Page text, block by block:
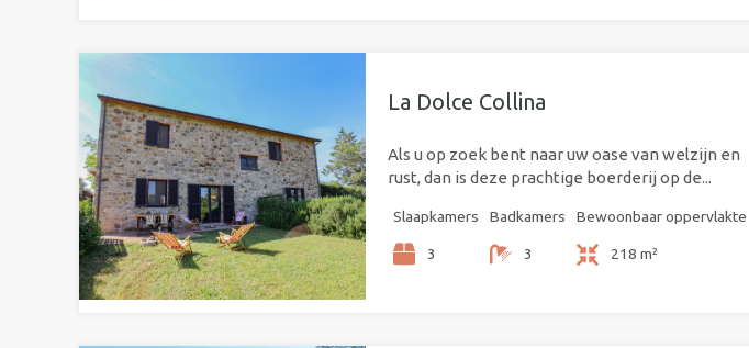
La Dolce Collina
Als u op zoek bent naar uw oase van welzijn en
rust, dan is deze prachtige boerderij op de...
Slaapkamers
3
Badkamers
3
Bewoonbaar oppervlakte
218 m²